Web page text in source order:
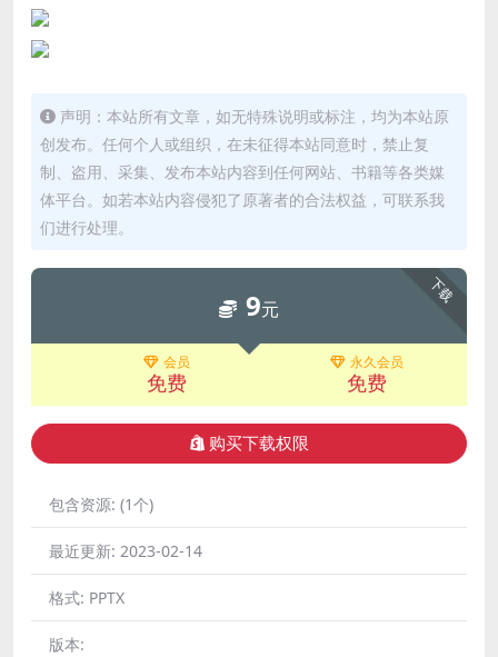
声明：本站所有文章，如无特殊说明或标注，均为本站原
创发布。任何个人或组织，在未征得本站同意时，禁止复
制、盗用、采集、发布本站内容到任何网站、书籍等各类媒
体平台。如若本站内容侵犯了原著者的合法权益，可联系我
们进行处理。
下载
9元
会员
免费
永久会员
免费
购买下载权限
包含资源: (1个)
最近更新: 2023-02-14
格式: PPTX
版本: